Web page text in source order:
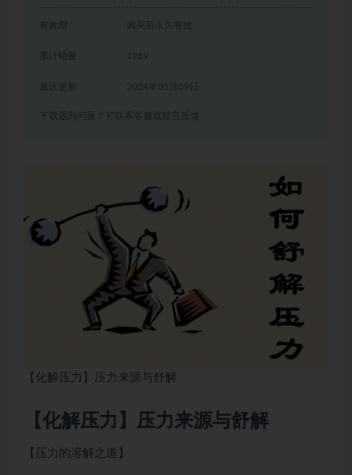
有效期 购买后永久有效
累计销量 1989
2024年05月09日
下载遇到问题？可联系客服或留言反馈
【化解压力】压力来源与舒解
【化解压力】压力来源与舒解
【压力的溶解之道】